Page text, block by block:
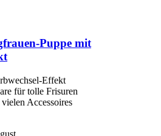
​Puppe mit
Effekt
für tolle Frisuren
Accessoires